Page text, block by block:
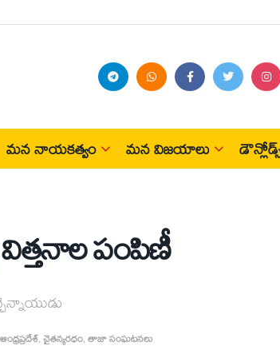
మన నాయకత్వం మన విజయాలు
పంపిణీ
ఆంధ్రప్రదేశ్,చైతన్యరధం,తాజా సంఘటనలు